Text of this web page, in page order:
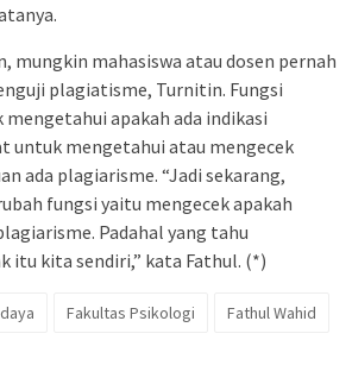
mungkin mahasiswa atau dosen pernah
plagiatisme, Turnitin. Fungsi
apakah ada indikasi
untuk mengetahui atau mengecek
ada plagiarisme. “Jadi sekarang,
fungsi yaitu mengecek apakah
Padahal yang tahu
itu kita sendiri,” kata Fathul. (*)
Fakultas Psikologi
Fathul Wahid